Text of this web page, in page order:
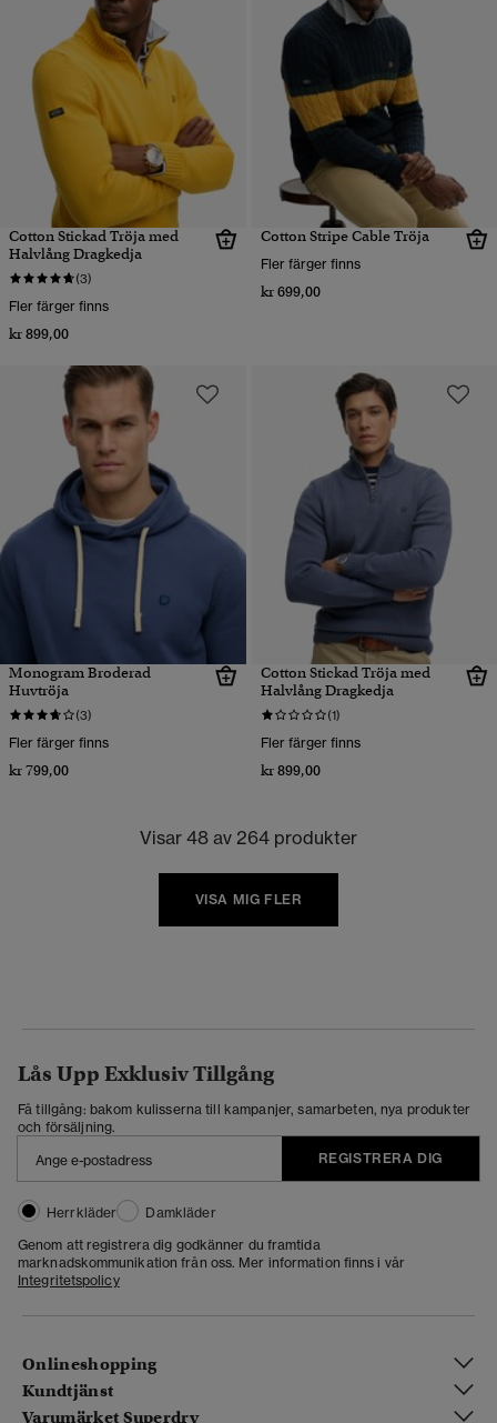
Cotton Stickad Tröja med
Halvlång Dragkedja
(3)
Fler färger finns
kr 899,00
Cotton Stripe Cable Tröja
Fler färger finns
kr 699,00
Monogram Broderad
Huvtröja
(3)
Fler färger finns
kr 799,00
Cotton Stickad Tröja med
Halvlång Dragkedja
(1)
Fler färger finns
kr 899,00
Visar 48 av 264 produkter
VISA MIG FLER
Lås Upp Exklusiv Tillgång
Få tillgång: bakom kulisserna till kampanjer, samarbeten, nya produkter
och försäljning.
REGISTRERA DIG
Herrkläder
Damkläder
Genom att registrera dig godkänner du framtida
marknadskommunikation från oss. Mer information finns i vår
Integritetspolicy
Onlineshopping
Kundtjänst
Varumärket Superdry